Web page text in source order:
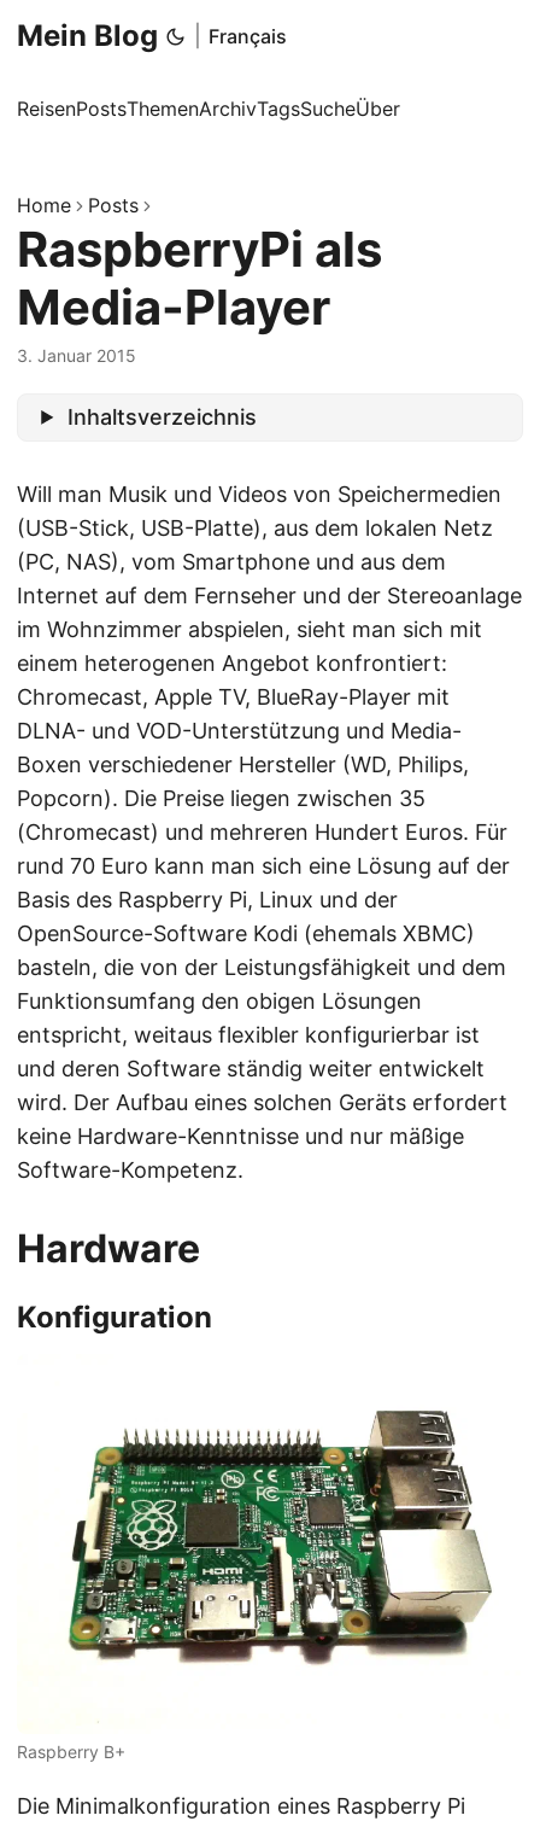
Mein Blog Français
ReisenPostsThemenArchivTagsSucheÜber
Home Posts
RaspberryPi als
Media-Player
3. Januar 2015
Inhaltsverzeichnis
Will man Musik und Videos von Speichermedien
(USB-Stick, USB-Platte), aus dem lokalen Netz
(PC, NAS), vom Smartphone und aus dem
Internet auf dem Fernseher und der Stereoanlage
im Wohnzimmer abspielen, sieht man sich mit
einem heterogenen Angebot konfrontiert:
Chromecast, Apple TV, BlueRay-Player mit
DLNA- und VOD-Unterstützung und Media-
Boxen verschiedener Hersteller (WD, Philips,
Popcorn). Die Preise liegen zwischen 35
(Chromecast) und mehreren Hundert Euros. Für
rund 70 Euro kann man sich eine Lösung auf der
Basis des Raspberry Pi, Linux und der
OpenSource-Software Kodi (ehemals XBMC)
basteln, die von der Leistungsfähigkeit und dem
Funktionsumfang den obigen Lösungen
entspricht, weitaus flexibler konfigurierbar ist
und deren Software ständig weiter entwickelt
wird. Der Aufbau eines solchen Geräts erfordert
keine Hardware-Kenntnisse und nur mäßige
Software-Kompetenz.
Hardware
Konfiguration
Raspberry B+
Die Minimalkonfiguration eines Raspberry Pi